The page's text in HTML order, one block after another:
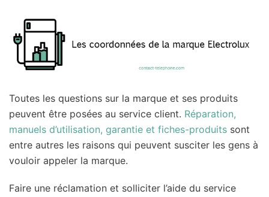
Toutes les questions sur la marque et ses produits
peuvent être posées au service client. Réparation,
manuels d’utilisation, garantie et fiches-produits sont
entre autres les raisons qui peuvent susciter les gens à
vouloir appeler la marque.
Faire une réclamation et solliciter l’aide du service